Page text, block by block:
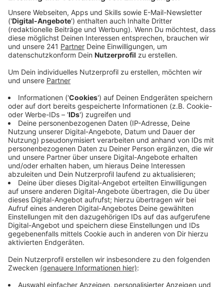
Veröffentlicht:Mittwoch, 28.08.2019 06:16
Anzeige
Ab Herbst wird es dann die ersten Stadtführungen
durch Leverkusen geben. Geplant ist zum Beispiel eine
Tour über das jüdische Leben in Opladen, eine
Spurensuche im historischen Rheindorf oder auch eine
Radtour unter der Überschrift „Leverkusen-Kölner-
Sprengstoff-Tour“. Weitere Infos dazu und auch wie
ihr selbst Leverkusener Städteführer werden könnt
findet ihrhier.
Geplante Stadtführungen:
Sonntag, 15. September 2019 – „Über das jüdische
Leben in Opladen“
Sonntag, 22. September 2019 – „Spurensuche im
historischen Rheindorf“